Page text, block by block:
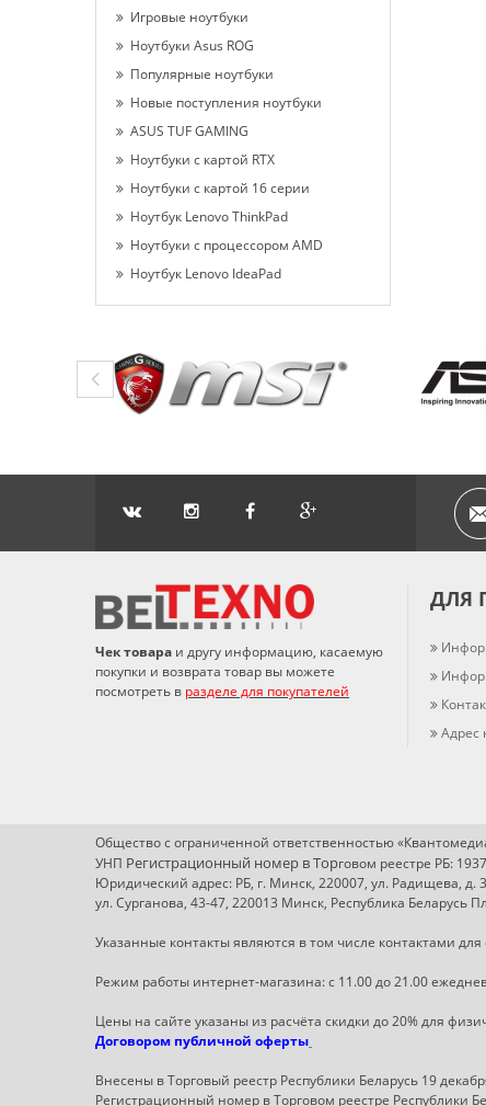
Игровые ноутбуки
Ноутбуки Asus ROG
Популярные ноутбуки
Новые поступления ноутбуки
ASUS TUF GAMING
Ноутбуки с картой RTX
Ноутбуки с картой 16 серии
Ноутбук Lenovo ThinkPad
Ноутбуки с процессором AMD
Ноутбук Lenovo IdeaPad
Чек товара и другу информацию, касаемую
покупки и возврата товар вы можете
посмотреть в разделе для покупателей
ДЛЯ
Адрес
Общество с ограниченной ответственностью
УНП Регистрационный номер в Торговом реестре РБ:
Юридический адрес: РБ, г. Минск, 220007, ул. Радищева, д.
ул. Сурганова, 43-47, 220013 Минск, Республика
Указанные контакты являются в том числе контактами
Режим работы интернет-магазина: с 11.00 до 21.00
Цены на сайте указаны из расчёта скидки до 20% для
Договором публичной оферты
Внесены в Торговый реестр Республики Беларусь 19
Регистрационный номер в Торговом реестре Республики